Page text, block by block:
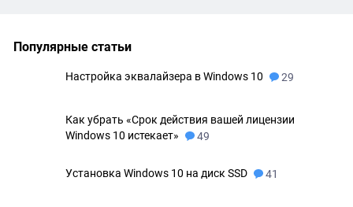
Популярные статьи
Настройка эквалайзера в Windows 10 29
Как убрать «Срок действия вашей лицензии
Windows 10 истекает»
49
Установка Windows 10 на диск SSD 41